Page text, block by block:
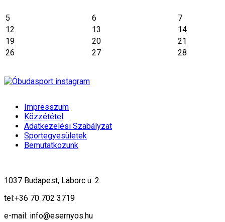
5 6
7
12
13
14
19
20
21
26
27 28
Impresszum
Közzététel
Adatkezelési Szabályzat
Sportegyesületek
Bemutatkozunk
1037 Budapest, Laborc u. 2.
tel:+36 70 702 3719
e-mail: info@esernyos.hu